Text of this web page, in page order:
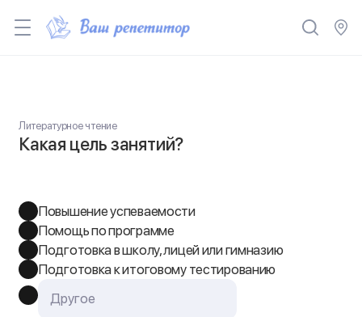
Литературное чтение
Какая цель занятий?
Повышение успеваемости
Помощь по программе
Подготовка в школу, лицей или гимназию
Подготовка к итоговому тестированию